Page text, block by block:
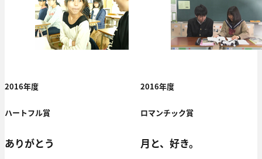
2016年度
ハートフル賞
ありがとう
2016年度
ロマンチック賞
月と、好き。